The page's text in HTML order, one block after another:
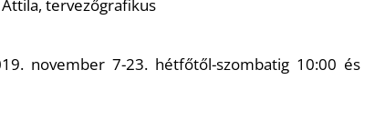
tervezőgrafikus
november 7-23. hétfőtől-szombatig 10:00 és